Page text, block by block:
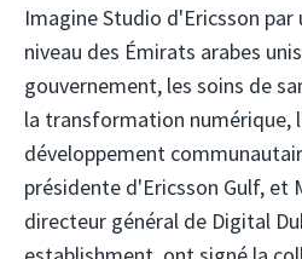
Imagine Studio d'Ericsson
niveau des Émirats arabes
gouvernement, les soins de
la transformation numérique,
développement
présidente d'Ericsson Gulf, et
directeur général de Digital